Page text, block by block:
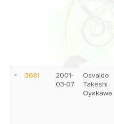
3681
2001-
03-07
Osvaldo
Takeshi
Oyakawa